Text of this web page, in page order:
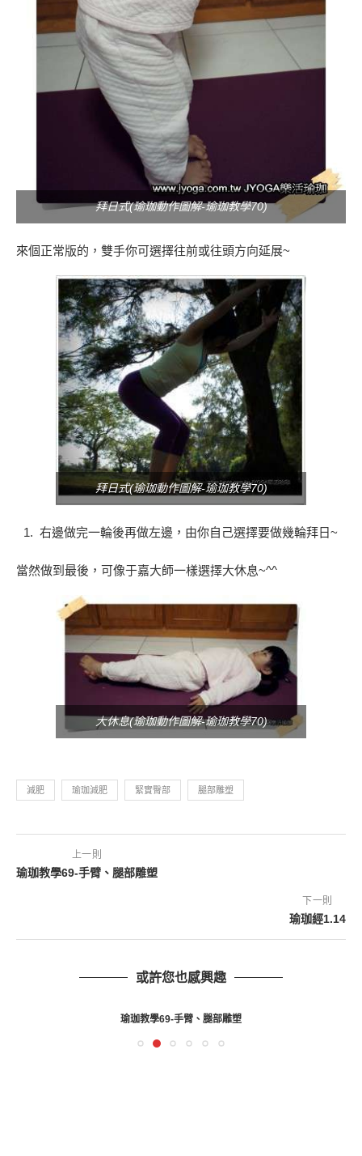
拜日式(瑜珈動作圖解-瑜珈教學70)
來個正常版的，雙手你可選擇往前或往頭方向延展~
拜日式(瑜珈動作圖解-瑜珈教學70)
右邊做完一輪後再做左邊，由你自己選擇要做幾輪拜日~
當然做到最後，可像于嘉大師一樣選擇大休息~^^
大休息(瑜珈動作圖解-瑜珈教學70)
減肥 瑜珈減肥 緊實臀部 腿部雕塑
上一則
瑜珈教學69-手臂、腿部雕塑
下一則
瑜珈經1.14
或許您也感興趣
瑜珈教學69-手臂、腿部雕塑